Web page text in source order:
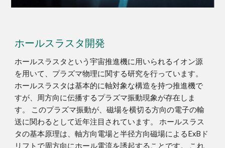
ホールスラスタ開発
ホールスラスタという宇宙推進機に用いられるイオン源
を用いて、プラズマ物理に関する研究を行っています。
ホールスラスタは基本的に軸対象な構造を持つ推進機で
すが、周方向に伝播するプラズマ振動現象が存在しま
す。 このプラズマ振動が、磁場を横切る方向の電子の輸
送に関わるとして近年注目されています。 ホールスラス
タの基本原理は、軸方向電場と半径方向磁場によるExBド
リフトで周方向にホール電流を誘起することです。 これ